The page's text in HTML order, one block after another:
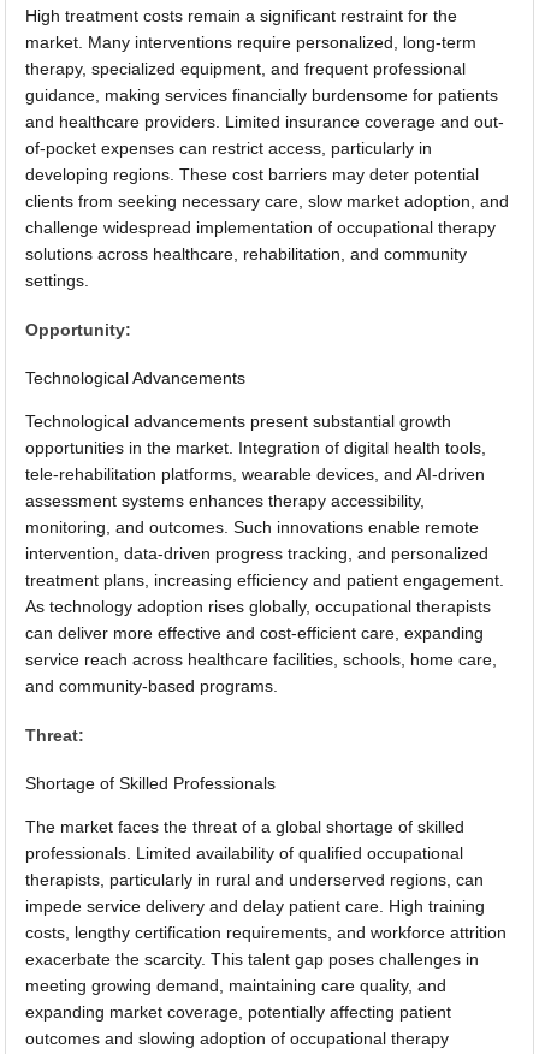
High treatment costs remain a significant restraint for the
market. Many interventions require personalized, long-term
therapy, specialized equipment, and frequent professional
guidance, making services financially burdensome for patients
and healthcare providers. Limited insurance coverage and out-
of-pocket expenses can restrict access, particularly in
developing regions. These cost barriers may deter potential
clients from seeking necessary care, slow market adoption, and
challenge widespread implementation of occupational therapy
solutions across healthcare, rehabilitation, and community
settings.
Opportunity:
Technological Advancements
Technological advancements present substantial growth
opportunities in the market. Integration of digital health tools,
tele-rehabilitation platforms, wearable devices, and AI-driven
assessment systems enhances therapy accessibility,
monitoring, and outcomes. Such innovations enable remote
intervention, data-driven progress tracking, and personalized
treatment plans, increasing efficiency and patient engagement.
As technology adoption rises globally, occupational therapists
can deliver more effective and cost-efficient care, expanding
service reach across healthcare facilities, schools, home care,
and community-based programs.
Threat:
Shortage of Skilled Professionals
The market faces the threat of a global shortage of skilled
professionals. Limited availability of qualified occupational
therapists, particularly in rural and underserved regions, can
impede service delivery and delay patient care. High training
costs, lengthy certification requirements, and workforce attrition
exacerbate the scarcity. This talent gap poses challenges in
meeting growing demand, maintaining care quality, and
expanding market coverage, potentially affecting patient
outcomes and slowing adoption of occupational therapy